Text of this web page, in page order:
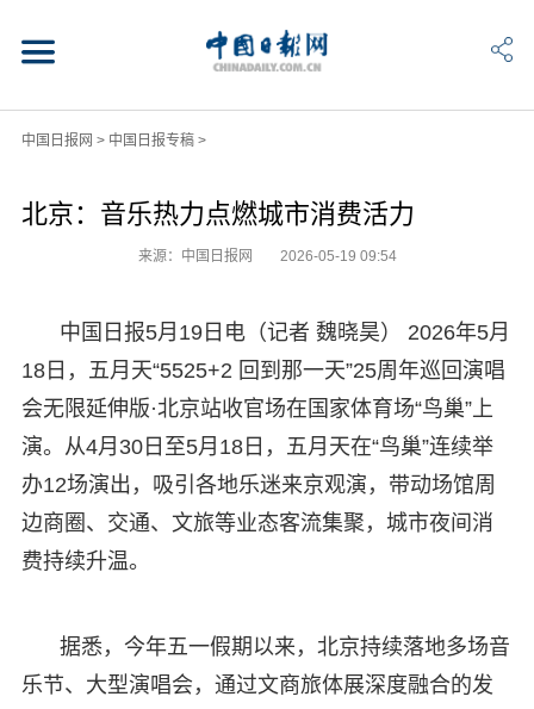
中国日报网 > 中国日报专稿>
北京：音乐热力点燃城市消费活力
来源：中国日报网 2026-05-19 09:54
中国日报5月19日电（记者 魏晓昊） 2026年5月
18日，五月天“5525+2 回到那一天”25周年巡回演唱
会无限延伸版·北京站收官场在国家体育场“鸟巢”上
演。从4月30日至5月18日，五月天在“鸟巢”连续举
办12场演出，吸引各地乐迷来京观演，带动场馆周
边商圈、交通、文旅等业态客流集聚，城市夜间消
费持续升温。
据悉，今年五一假期以来，北京持续落地多场音
乐节、大型演唱会，通过文商旅体展深度融合的发